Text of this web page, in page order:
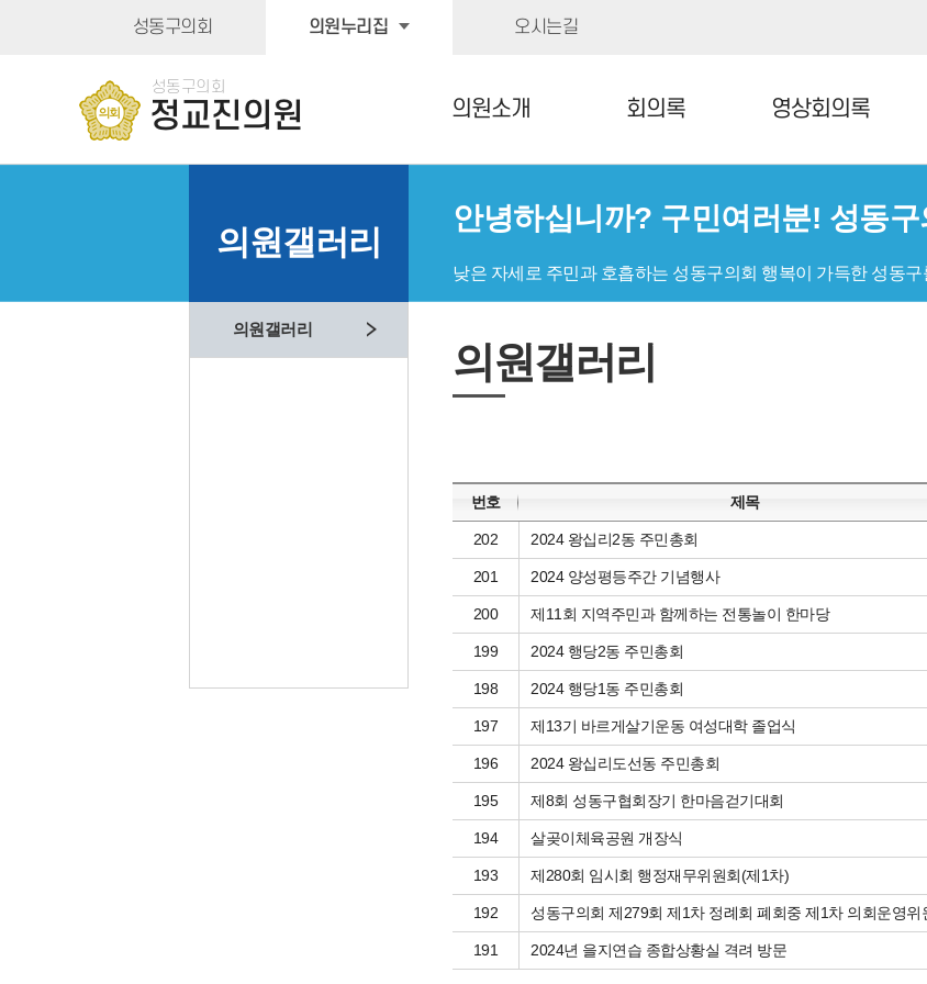
성동구의회 의원누리집 오시는길
성동구의회
정교진의원 의원소개 회의록 영상회의록
의원갤러리
의원갤러리
안녕하십니까? 구민여러분! 성동구
낮은 자세로 주민과 호흡하는 성동구의회 행복이 가득한 성동
의원갤러리
번호 제목
202 2024 왕십리2동 주민총회
201 2024 양성평등주간 기념행사
200 제11회 지역주민과 함께하는 전통놀이 한마당
199 2024 행당2동 주민총회
198 2024 행당1동 주민총회
197 제13기 바르게살기운동 여성대학 졸업식
196 2024 왕십리도선동 주민총회
195 제8회 성동구협회장기 한마음걷기대회
194 살곶이체육공원 개장식
193 제280회 임시회 행정재무위원회(제1차)
192 성동구의회 제279회 제1차 정례회 폐회중 제1차 의회운영위
191 2024년 을지연습 종합상황실 격려 방문